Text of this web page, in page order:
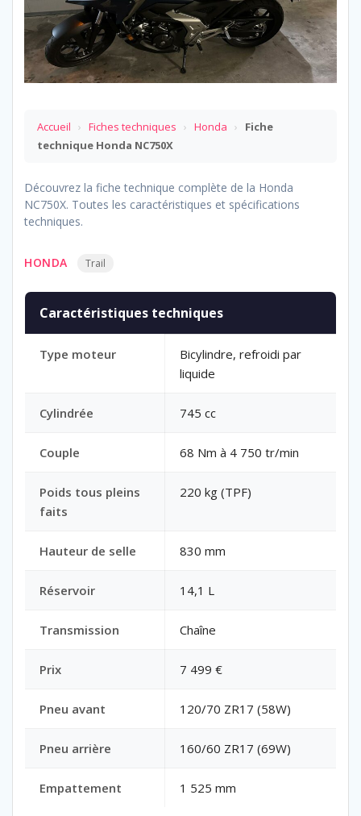
Accueil › Fiches techniques › Honda ›
Fiche
technique Honda NC750X
Découvrez la fiche technique complète de la Honda
NC750X. Toutes les caractéristiques et spécifications
techniques.
HONDA Trail
Caractéristiques techniques
Type moteur
Bicylindre, refroidi par
liquide
Cylindrée 745 cc
Couple 68 Nm à 4 750 tr/min
Poids tous pleins
faits
220 kg (TPF)
Hauteur de selle 830 mm
Réservoir 14,1 L
Transmission Chaîne
Prix 7 499 €
Pneu avant 120/70 ZR17 (58W)
Pneu arrière 160/60 ZR17 (69W)
Empattement 1 525 mm